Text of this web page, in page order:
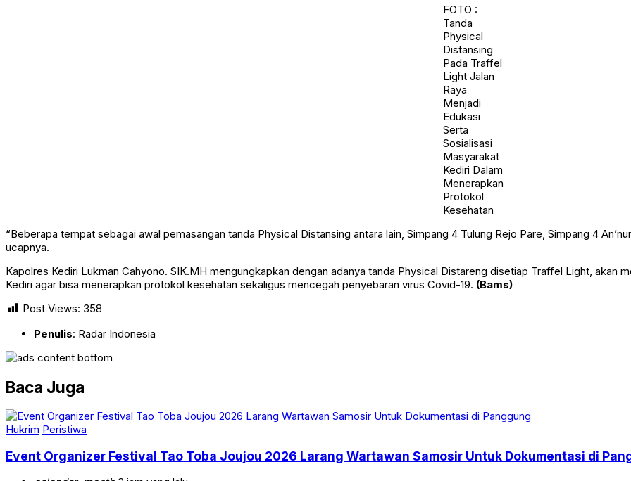
FOTO :
Tanda
Physical
Distansing
Pada Traffel
Light Jalan
Raya
Menjadi
Edukasi
Serta
Sosialisasi
Masyarakat
Kediri Dalam
Menerapkan
Protokol
Kesehatan
“Beberapa tempat sebagai awal pemasangan tanda Physical Distansing antara lain, Simpang 4 Tulung Rejo Pare, Simpang 4
ucapnya.
Kapolres Kediri Lukman Cahyono. SIK.MH mengungkapkan dengan adanya tanda Physical Distareng disetiap Traffel Light, akan
Kediri agar bisa menerapkan protokol kesehatan sekaligus mencegah penyebaran virus Covid-19. (Bams)
Post Views: 358
Penulis: Radar Indonesia
Baca Juga
Hukrim Peristiwa
Event Organizer Festival Tao Toba Joujou 2026 Larang Wartawan Samosir Untuk Dokumentasi di